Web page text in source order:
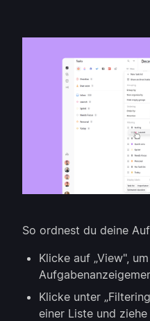
So ordnest du deine
Klicke auf „View",
Klicke unter
einer Liste und